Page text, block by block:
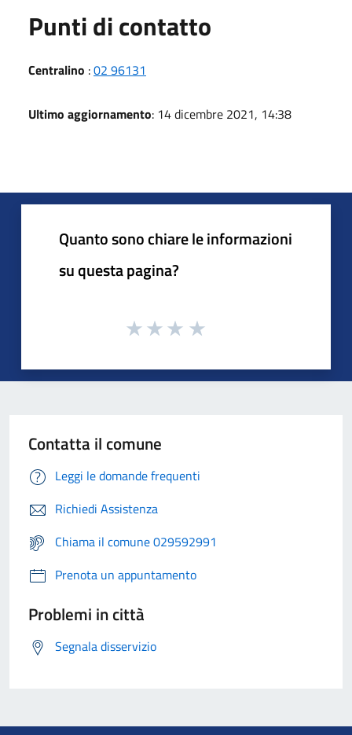
Punti di contatto
Centralino :02 96131
Ultimo aggiornamento: 14 dicembre 2021, 14:38
Quanto sono chiare le informazioni
su questa pagina?
Contatta il comune
Leggi le domande frequenti
Richiedi Assistenza
Chiama il comune 029592991
Prenota un appuntamento
Problemi in città
Segnala disservizio